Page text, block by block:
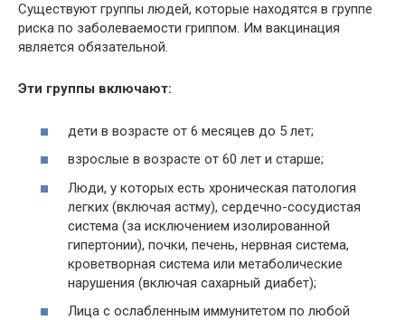
Существуют группы людей, которые находятся в группе
риска по заболеваемости гриппом. Им вакцинация
является обязательной.
Эти группы включают:
дети в возрасте от 6 месяцев до 5 лет;
взрослые в возрасте от 60 лет и старше;
Люди, у которых есть хроническая патология
легких (включая астму), сердечно-сосудистая
система (за исключением изолированной
гипертонии), почки, печень, нервная система,
кроветворная система или метаболические
нарушения (включая сахарный диабет);
Лица с ослабленным иммунитетом по любой